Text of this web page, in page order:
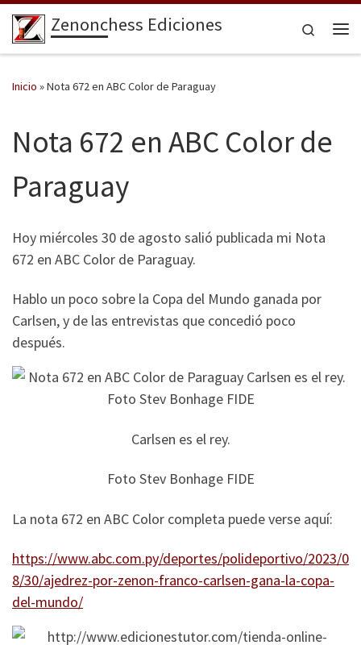
Saltar al contenido
Zenonchess Ediciones
Search
Inicio »Nota 672 en ABC Color de Paraguay
Nota 672 en ABC Color de
Paraguay
Hoy miércoles 30 de agosto salió publicada mi Nota
672 en ABC Color de Paraguay.
Hablo un poco sobre la Copa del Mundo ganada por
Carlsen, y de las entrevistas que concedió poco
después.
Carlsen es el rey.
Foto Stev Bonhage FIDE
La nota 672 en ABC Color completa puede verse aquí:
https://www.abc.com.py/deportes/polideportivo/2023/0
8/30/ajedrez-por-zenon-franco-carlsen-gana-la-copa-
del-mundo/